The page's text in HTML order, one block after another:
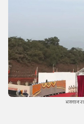
भगवान